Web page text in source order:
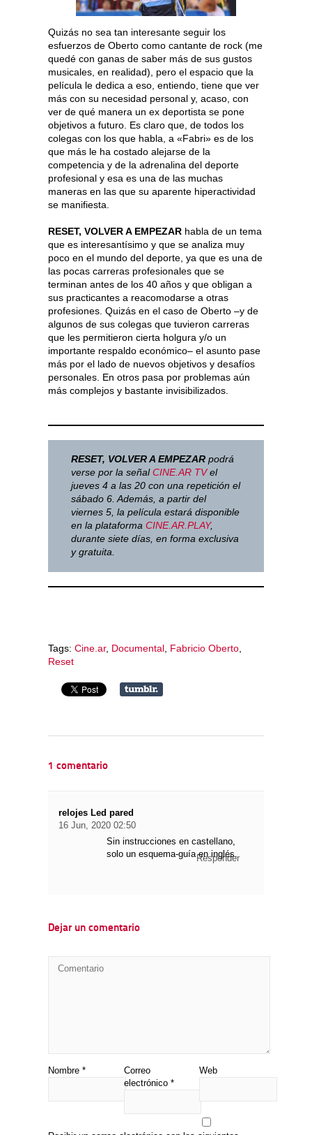
Quizás no sea tan interesante seguir los
esfuerzos de Oberto como cantante de rock (me
quedé con ganas de saber más de sus gustos
musicales, en realidad), pero el espacio que la
película le dedica a eso, entiendo, tiene que ver
más con su necesidad personal y, acaso, con
ver de qué manera un ex deportista se pone
objetivos a futuro. Es claro que, de todos los
colegas con los que habla, a «Fabri» es de los
que más le ha costado alejarse de la
competencia y de la adrenalina del deporte
profesional y esa es una de las muchas
maneras en las que su aparente hiperactividad
se manifiesta.
RESET, VOLVER A EMPEZAR habla de un tema
que es interesantísimo y que se analiza muy
poco en el mundo del deporte, ya que es una de
las pocas carreras profesionales que se
terminan antes de los 40 años y que obligan a
sus practicantes a reacomodarse a otras
profesiones. Quizás en el caso de Oberto –y de
algunos de sus colegas que tuvieron carreras
que les permitieron cierta holgura y/o un
importante respaldo económico– el asunto pase
más por el lado de nuevos objetivos y desafíos
personales. En otros pasa por problemas aún
más complejos y bastante invisibilizados.
RESET, VOLVER A EMPEZAR podrá
verse por la señalCINE.AR TVel
jueves 4 a las 20 con una repetición el
sábado 6. Además, a partir del
viernes 5, la película estará disponible
en la plataformaCINE.AR.PLAY,
durante siete días, en forma exclusiva
y gratuita.
Tags: Cine.ar, Documental Fabricio Oberto
Reset
1 comentario
relojes Led pared
16 Jun, 2020 02:50
Sin instrucciones en castellano,
solo un esquema-guía en inglés.
Responder
Dejar un comentario
Nombre *
Correo
electrónico *
Web